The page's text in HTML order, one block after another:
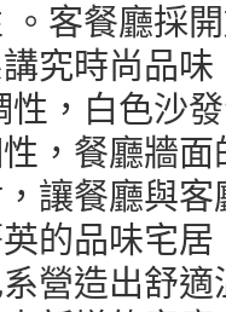
。客餐廳採
究時尚品
性，白色沙
，餐廳牆
讓餐廳與
的品味宅
營造出舒